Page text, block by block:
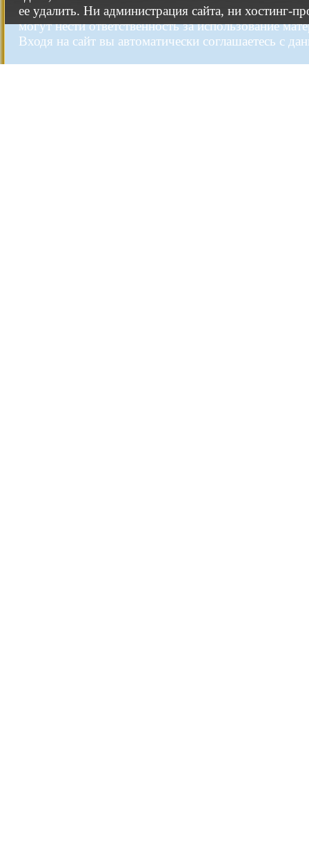
ее удалить. Ни администрация сайта, ни хостинг-
могут нести ответственность за использование
Входя на сайт вы автоматически соглашаетесь с